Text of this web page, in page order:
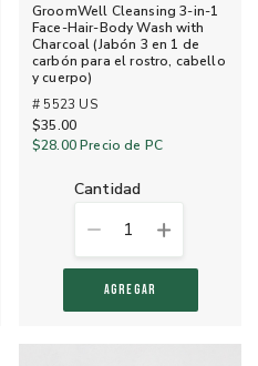
GroomWell Cleansing 3-in-1
Face-Hair-Body Wash with
Charcoal (Jabón 3 en 1 de
carbón para el rostro, cabello
y cuerpo)
# 5523 US
$35.00
$28.00Precio de PC
cantidad
1
AGREGAR